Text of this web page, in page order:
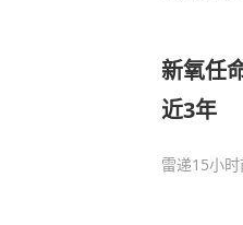
新氧任
近3年
雷递15小